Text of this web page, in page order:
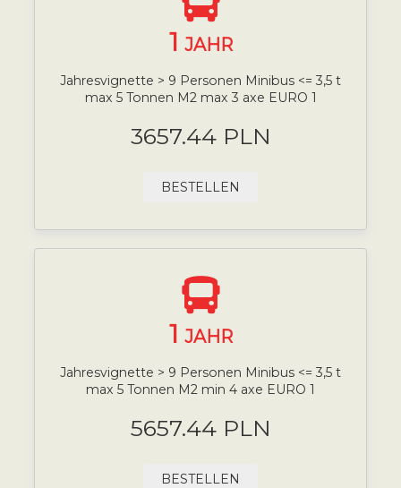
1 JAHR
Jahresvignette > 9 Personen Minibus <= 3,5 t
max 5 Tonnen M2 max 3 axe EURO 1
3657.44 PLN
BESTELLEN
1 JAHR
Jahresvignette > 9 Personen Minibus <= 3,5 t
max 5 Tonnen M2 min 4 axe EURO 1
5657.44 PLN
BESTELLEN